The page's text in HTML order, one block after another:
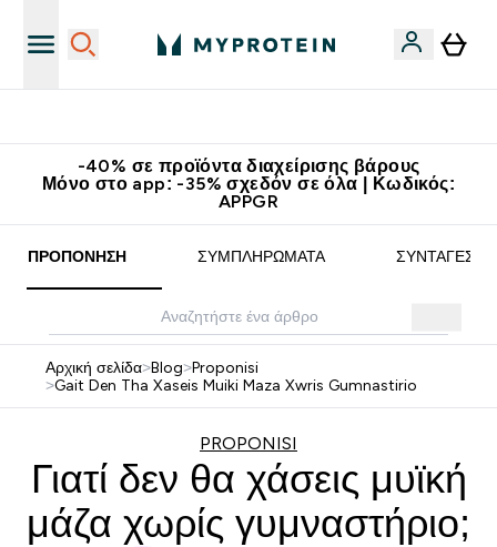
-40% σε προϊόντα διαχείρισης βάρους
Μόνο στο app: -35% σχεδόν σε όλα | Κωδικός:
APPGR
ΠΡΟΠΌΝΗΣΗ ΣΥΜΠΛΗΡΏΜΑΤΑ ΣΥΝΤΑΓΈΣ
Αρχική σελίδα>Blog>Proponisi
>Gait Den Tha Xaseis Muiki Maza Xwris Gumnastirio
PROPONISI
Γιατί δεν θα χάσεις μυϊκή
μάζα χωρίς γυμναστήριο;